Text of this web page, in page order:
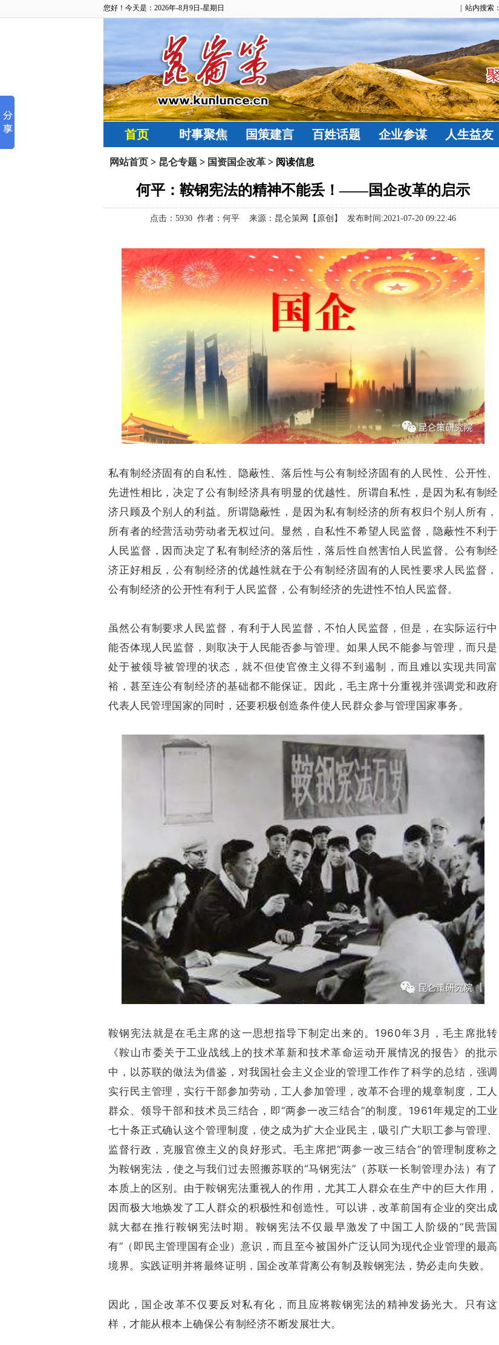
您好！今天是：2026年-8月9日-星期日 | 站内搜索：
首页 时事聚焦 国策建言 百姓话题 企业参谋 人生益友
网站首页 > 昆仑专题 > 国资国企改革 > 阅读信息
​何平：鞍钢宪法的精神不能丢！——国企改革的启示
点击： 5930 作者：​何平 来源：昆仑策网【原创】 发布时间:2021-07-20 09:22:46
私有制经济固有的自私性、隐蔽性、落后性与公有制经济固有的人民性、公开性、
先进性相比，决定了公有制经济具有明显的优越性。所谓自私性，是因为私有制经
济只顾及个别人的利益。所谓隐蔽性，是因为私有制经济的所有权归个别人所有，
所有者的经营活动劳动者无权过问。显然，自私性不希望人民监督，隐蔽性不利于
人民监督，因而决定了私有制经济的落后性，落后性自然害怕人民监督。公有制经
济正好相反，公有制经济的优越性就在于公有制经济固有的人民性要求人民监督，
公有制经济的公开性有利于人民监督，公有制经济的先进性不怕人民监督。
虽然公有制要求人民监督，有利于人民监督，不怕人民监督，但是，在实际运行中
能否体现人民监督，则取决于人民能否参与管理。如果人民不能参与管理，而只是
处于被领导被管理的状态，就不但使官僚主义得不到遏制，而且难以实现共同富
裕，甚至连公有制经济的基础都不能保证。因此，毛主席十分重视并强调党和政府
代表人民管理国家的同时，还要积极创造条件使人民群众参与管理国家事务。
鞍钢宪法就是在毛主席的这一思想指导下制定出来的。1960年3月，毛主席批转
《鞍山市委关于工业战线上的技术革新和技术革命运动开展情况的报告》的批示
中，以苏联的做法为借鉴，对我国社会主义企业的管理工作作了科学的总结，强调
实行民主管理，实行干部参加劳动，工人参加管理，改革不合理的规章制度，工人
群众、领导干部和技术员三结合，即“两参一改三结合”的制度。1961年规定的工业
七十条正式确认这个管理制度，使之成为扩大企业民主，吸引广大职工参与管理、
监督行政，克服官僚主义的良好形式。毛主席把“两参一改三结合”的管理制度称之
为鞍钢宪法，使之与我们过去照搬苏联的“马钢宪法”（苏联一长制管理办法）有了
本质上的区别。由于鞍钢宪法重视人的作用，尤其工人群众在生产中的巨大作用，
因而极大地焕发了工人群众的积极性和创造性。可以讲，改革前国有企业的突出成
就大都在推行鞍钢宪法时期。鞍钢宪法不仅最早激发了中国工人阶级的“民营国
有”（即民主管理国有企业）意识，而且至今被国外广泛认同为现代企业管理的最高
境界。实践证明并将最终证明，国企改革背离公有制及鞍钢宪法，势必走向失败。
因此，国企改革不仅要反对私有化，而且应将鞍钢宪法的精神发扬光大。只有这
样，才能从根本上确保公有制经济不断发展壮大。